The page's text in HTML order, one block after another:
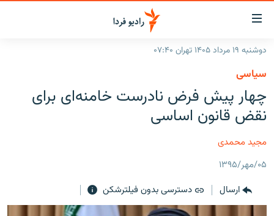
لینک‌های
قابلیت
دسترسی
بازگشت
منوی
اصلی
به
صفحه
ایران
جهان
فرکانس‌ها
چندرسانه‌ای
گزارش‌های تصویری
زنان فردا
دوشنبه ۱۹ مرداد ۱۴۰۵ تهران ۰۷:۴۰
سیاسی
چهار پیش فرض نادرست خامنه‌ای برای
نقض قانون اساسی
مجید محمدی
۰۵/مهر/۱۳۹۵
ارسال
دسترسی بدون فیلترشکن